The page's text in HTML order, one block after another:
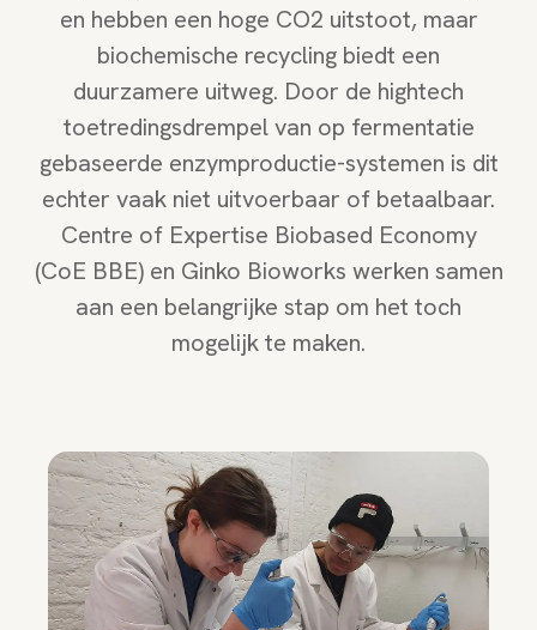
en hebben een hoge CO2 uitstoot, maar
biochemische recycling biedt een
duurzamere uitweg. Door de hightech
toetredingsdrempel van op fermentatie
gebaseerde enzymproductie-systemen is dit
echter vaak niet uitvoerbaar of betaalbaar.
Centre of Expertise Biobased Economy
(CoE BBE) en Ginko Bioworks werken samen
aan een belangrijke stap om het toch
mogelijk te maken.